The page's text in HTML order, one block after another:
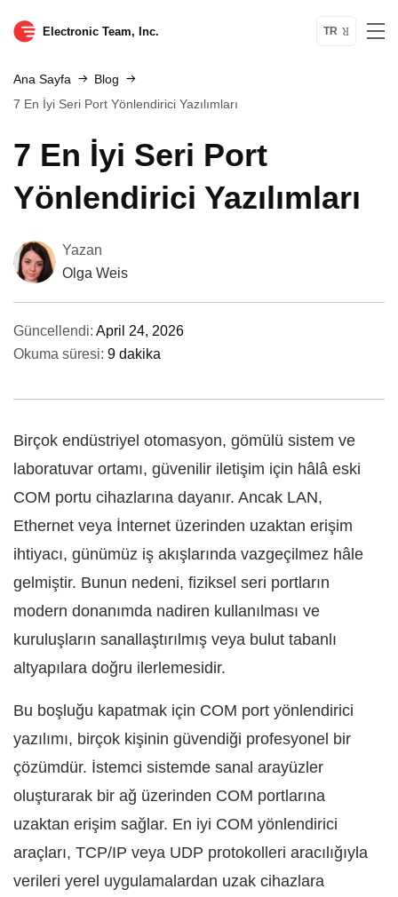
Electronic Team, Inc. TR
Ana Sayfa
Blog
7 En İyi Seri Port Yönlendirici Yazılımları
7 En İyi Seri Port
Yönlendirici Yazılımları
Yazan
Olga Weis
Güncellendi: April 24, 2026
Okuma süresi: 9 dakika
Birçok endüstriyel otomasyon, gömülü sistem ve
laboratuvar ortamı, güvenilir iletişim için hâlâ eski
COM portu cihazlarına dayanır. Ancak LAN,
Ethernet veya İnternet üzerinden uzaktan erişim
ihtiyacı, günümüz iş akışlarında vazgeçilmez hâle
gelmiştir. Bunun nedeni, fiziksel seri portların
modern donanımda nadiren kullanılması ve
kuruluşların sanallaştırılmış veya bulut tabanlı
altyapılara doğru ilerlemesidir.
Bu boşluğu kapatmak için COM port yönlendirici
yazılımı, birçok kişinin güvendiği profesyonel bir
çözümdür. İstemci sistemde sanal arayüzler
oluşturarak bir ağ üzerinden COM portlarına
uzaktan erişim sağlar. En iyi COM yönlendirici
araçları, TCP/IP veya UDP protokolleri aracılığıyla
verileri yerel uygulamalardan uzak cihazlara